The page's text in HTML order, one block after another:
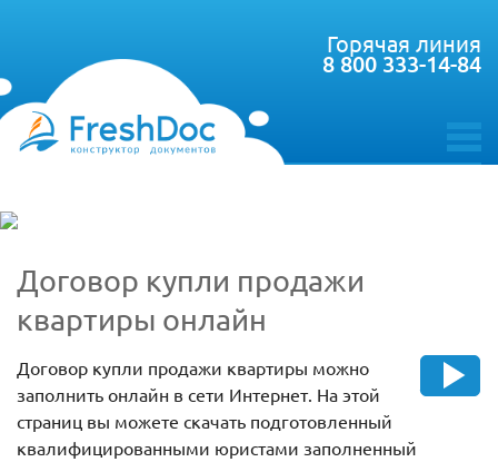
toggle
Горячая линия
8 800 333-14-84
Договор купли продажи
квартиры онлайн
Договор купли продажи квартиры можно
заполнить онлайн в сети Интернет. На этой
страниц вы можете скачать подготовленный
квалифицированными юристами заполненный